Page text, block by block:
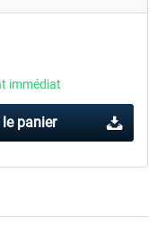
immédiat
panier